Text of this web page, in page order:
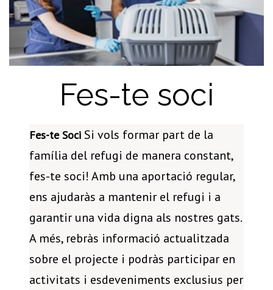
Fes-te soci
Fes-te Soci Si vols formar part de la
família del refugi de manera constant,
fes-te soci! Amb una aportació regular,
ens ajudaràs a mantenir el refugi i a
garantir una vida digna als nostres gats.
A més, rebràs informació actualitzada
sobre el projecte i podràs participar en
activitats i esdeveniments exclusius per